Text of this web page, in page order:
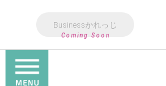
Businessかれっじ
Coming Soon